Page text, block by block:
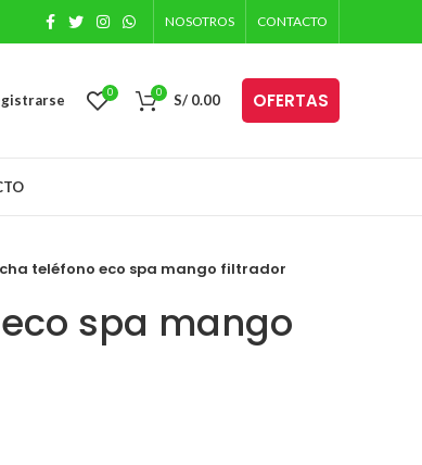
NOSOTROS CONTACTO
0 0 S/ 0.00 OFERTAS
teléfono eco spa mango filtrador
spa mango